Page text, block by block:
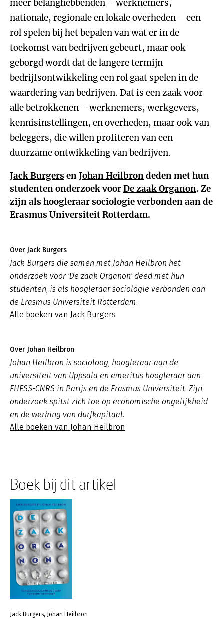
meer belanghebbenden – werknemers,
nationale, regionale en lokale overheden – een
rol spelen bij het bepalen van wat er in de
toekomst van bedrijven gebeurt, maar ook
geborgd wordt dat de langere termijn
bedrijfsontwikkeling een rol gaat spelen in de
waardering van bedrijven. Dat is een zaak voor
alle betrokkenen – werknemers, werkgevers,
kennisinstellingen, en overheden, maar ook van
beleggers, die willen profiteren van een
duurzame ontwikkeling van bedrijven.
Jack BurgersenJohan Heilbrondeden met hun
studenten onderzoek voorDe zaak Organon. Ze
zijn als hoogleraar sociologie verbonden aan de
Erasmus Universiteit Rotterdam.
Over Jack Burgers
Jack Burgers die samen met Johan Heilbron het
onderzoek voor 'De zaak Organon' deed met hun
studenten, is als hoogleraar sociologie verbonden aan
de Erasmus Universiteit Rotterdam.
Alle boeken van Jack Burgers
Over Johan Heilbron
Johan Heilbron is socioloog, hoogleraar aan de
universiteit van Uppsala en emeritus hoogleraar aan
EHESS-CNRS in Parijs en de Erasmus Universiteit. Zijn
onderzoek spitst zich toe op economische ongelijkheid
en de werking van durfkapitaal.
Alle boeken van Johan Heilbron
Boek bij dit artikel
Jack Burgers, Johan Heilbron